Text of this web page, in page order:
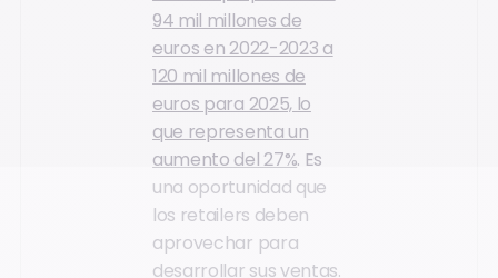
94 mil millones de
euros en 2022-2023 a
120 mil millones de
euros para 2025, lo
que representa un
aumento del 27%. Es
una oportunidad que
los retailers deben
aprovechar para
desarrollar sus ventas.